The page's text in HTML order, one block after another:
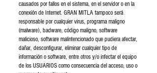
causados por fallos en el sistema, en el servidor o en la
conexión de Internet. GRAN MITLA tampoco será
responsable por cualquier virus, programa maligno
(malware), badware, código maligno, software
malicioso, software malintencionado que pudiera afectar,
dañar, desconfigurar, eliminar cualquier tipo de
información o software, entre otros y/o infectar el equipo
de los USUARIOS como consecuencia del acceso, uso o